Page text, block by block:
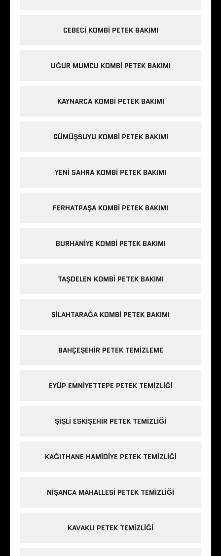
CEBECI KOMBI PETEK BAKIMI
UĞUR MUMCU KOMBI PETEK BAKIMI
KAYNARCA KOMBI PETEK BAKIMI
GÜMÜŞSUYU KOMBI PETEK BAKIMI
YENI SAHRA KOMBI PETEK BAKIMI
FERHATPAŞA KOMBI PETEK BAKIMI
BURHANIYE KOMBI PETEK BAKIMI
TAŞDELEN KOMBI PETEK BAKIMI
SILAHTARAĞA KOMBI PETEK BAKIMI
BAHÇEŞEHIR PETEK TEMIZLEME
EYÜP EMNIYETTEPE PETEK TEMIZLIĞI
ŞIŞLI ESKIŞEHIR PETEK TEMIZLIĞI
KAĞITHANE HAMIDIYE PETEK TEMIZLIĞI
NIŞANCA MAHALLESI PETEK TEMIZLIĞI
KAVAKLI PETEK TEMIZLIĞI